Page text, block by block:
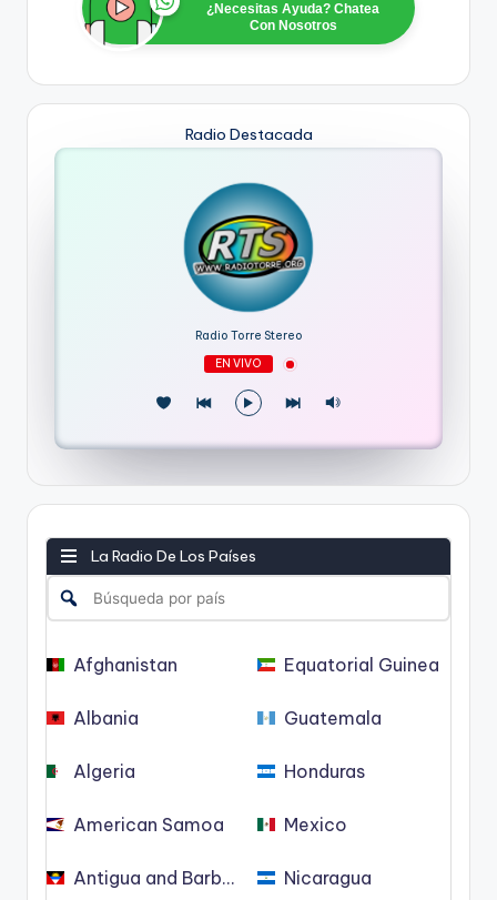
¿Necesitas Ayuda? Chatea
Con Nosotros
Radio Destacada
Radio Torre Stereo
EN VIVO
La Radio De Los Países
Afghanistan
Albania
Algeria
American Samoa
Antigua and Barbuda
Equatorial Guinea
Guatemala
Honduras
Mexico
Nicaragua